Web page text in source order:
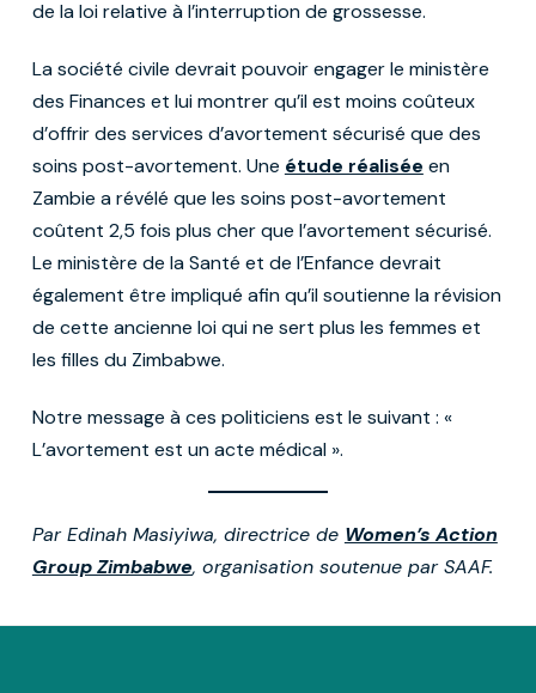
de la loi relative à l’interruption de grossesse.
La société civile devrait pouvoir engager le ministère
des Finances et lui montrer qu’il est moins coûteux
d’offrir des services d’avortement sécurisé que des
soins post-avortement. Une étude réalisée en
Zambie a révélé que les soins post-avortement
coûtent 2,5 fois plus cher que l’avortement sécurisé.
Le ministère de la Santé et de l’Enfance devrait
également être impliqué afin qu’il soutienne la révision
de cette ancienne loi qui ne sert plus les femmes et
les filles du Zimbabwe.
Notre message à ces politiciens est le suivant : «
L’avortement est un acte médical ».
Par Edinah Masiyiwa, directrice de Women’s Action
Group Zimbabwe, organisation soutenue par SAAF.